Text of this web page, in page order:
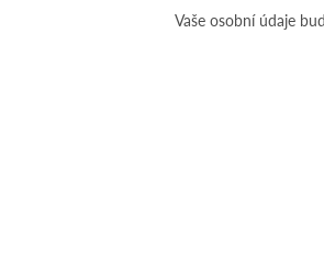
Vaše osobní údaje